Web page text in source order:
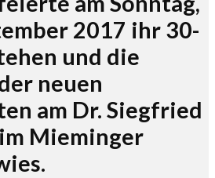
2017 ihr 30-
und die
neuen
am Dr. Siegfried
Mieminger